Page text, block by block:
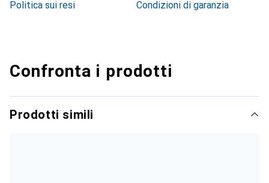
Politica sui resi
Condizioni di garanzia
Confronta i prodotti
Prodotti simili